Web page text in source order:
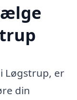
Løgstrup, er
din